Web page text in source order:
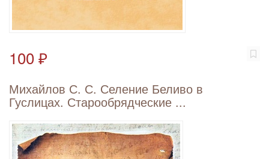
100 ₽
Михайлов С. С. Селение Беливо в
Гуслицах. Старообрядческие ...